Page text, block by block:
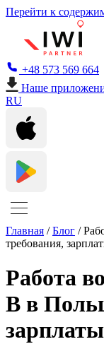
Перейти к
+48 573 569 664
Наше
RU
Главная /Блог /
требования,
Работа
B в